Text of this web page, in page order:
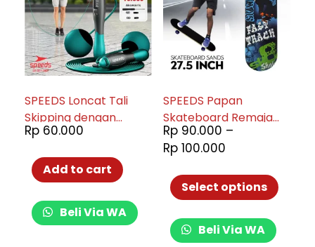
SPEEDS Loncat Tali
Skipping dengan
Counter Hitung
Rp 60.000
Add to cart
Beli Via WA
SPEEDS Papan
Skateboard Remaja
028-2808
Rp90.000 –
Rp100.000
Select options
Beli Via WA